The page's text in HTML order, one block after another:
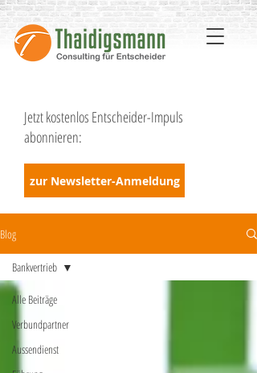
Jetzt kostenlos Entscheider-Impuls
abonnieren:
zur Newsletter-Anmeldung
Blog
Alle Beiträge
Verbundpartner
Aussendienst
Bankvertrieb